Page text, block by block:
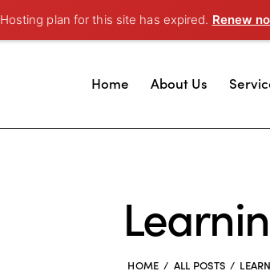
Hosting plan for this site has expired. Renew
Home About Us
HOME ALL POSTS